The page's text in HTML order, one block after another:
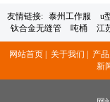
友情链接: 泰州工作服 u
钛合金无缝管
吨桶 江
网站首页 | 关于我们 | 产
新